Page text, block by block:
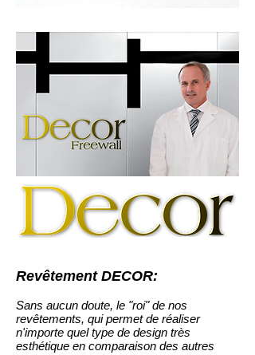
Revêtement DECOR:
Sans aucun doute, le "roi" de nos
revêtements, qui permet de réaliser
n'importe quel type de design très
esthétique en comparaison des autres